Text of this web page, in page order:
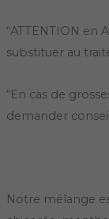
“ATTENTION en
substituer au
“En cas de
demander
Notre mélange